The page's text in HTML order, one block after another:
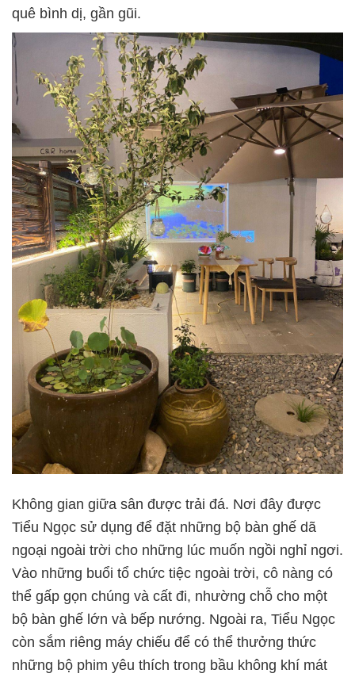
quê bình dị, gần gũi.
Không gian giữa sân được trải đá. Nơi đây được
Tiểu Ngọc sử dụng để đặt những bộ bàn ghế dã
ngoại ngoài trời cho những lúc muốn ngồi nghỉ ngơi.
Vào những buổi tổ chức tiệc ngoài trời, cô nàng có
thể gấp gọn chúng và cất đi, nhường chỗ cho một
bộ bàn ghế lớn và bếp nướng. Ngoài ra, Tiểu Ngọc
còn sắm riêng máy chiếu để có thể thưởng thức
những bộ phim yêu thích trong bầu không khí mát